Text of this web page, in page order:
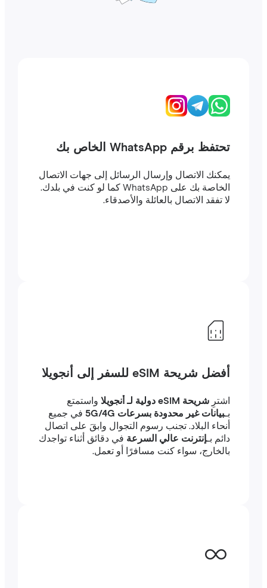
تحتفظ برقم WhatsApp الخاص بك
يمكنك الاتصال وإرسال الرسائل إلى جهات الاتصال
الخاصة بك على WhatsApp كما لو كنت في بلدك.
لا تفقد الاتصال بالعائلة والأصدقاء.
أفضل شريحة eSIM للسفر إلى أنجويلا
شريحة eSIM دولية لـ أنجويلا
واستمتع
بيانات غير محدودة بسرعات 5G/4G
في جميع
أنحاء البلاد. تجنب رسوم التجوال وابقَ على اتصال
إنترنت عالي السرعةفي دقائق أثناء تواجدك
بالخارج، سواء كنت مسافرًا أو تعمل.